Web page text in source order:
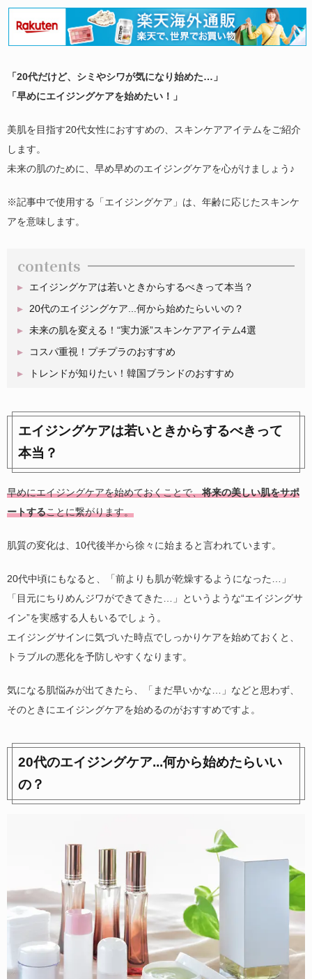
「20代だけど、シミやシワが気になり始めた…」
「早めにエイジングケアを始めたい！」
美肌を目指す20代女性におすすめの、スキンケアアイテムをご紹介
します。
未来の肌のために、早め早めのエイジングケアを心がけましょう♪
※記事中で使用する「エイジングケア」は、年齢に応じたスキンケ
アを意味します。
contents
エイジングケアは若いときからするべきって本当？
20代のエイジングケア...何から始めたらいいの？
未来の肌を変える！“実力派”スキンケアアイテム4選
コスパ重視！プチプラのおすすめ
トレンドが知りたい！韓国ブランドのおすすめ
エイジングケアは若いときからするべきって
本当？
早めにエイジングケアを始めておくことで、将来の美しい肌をサポ
ートすることに繋がります。
肌質の変化は、10代後半から徐々に始まると言われています。
20代中頃にもなると、「前よりも肌が乾燥するようになった…」
「目元にちりめんジワができてきた…」というような“エイジングサ
イン”を実感する人もいるでしょう。
エイジングサインに気づいた時点でしっかりケアを始めておくと、
トラブルの悪化を予防しやすくなります。
気になる肌悩みが出てきたら、「まだ早いかな…」などと思わず、
そのときにエイジングケアを始めるのがおすすめですよ。
20代のエイジングケア...何から始めたらいい
の？